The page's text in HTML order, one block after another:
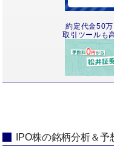
約定代金50
取引ツールも
IPO株の銘柄分析＆